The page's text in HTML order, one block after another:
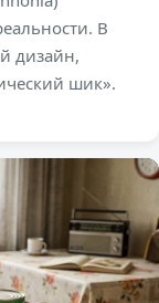
В
дизайн,
шик».